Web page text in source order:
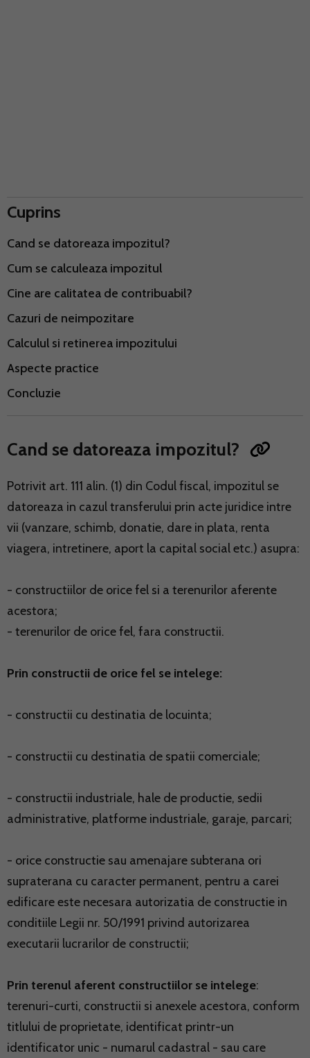
Cuprins
Cand se datoreaza impozitul?
Cum se calculeaza impozitul
Cine are calitatea de contribuabil?
Cazuri de neimpozitare
Calculul si retinerea impozitului
Aspecte practice
Concluzie
Cand se datoreaza impozitul?
Potrivit art. 111 alin. (1) din Codul fiscal, impozitul se
datoreaza in cazul transferului prin acte juridice intre
vii (vanzare, schimb, donatie, dare in plata, renta
viagera, intretinere, aport la capital social etc.) asupra:
- constructiilor de orice fel si a terenurilor aferente
acestora;
- terenurilor de orice fel, fara constructii.
Prin constructii de orice fel se intelege:
- constructii cu destinatia de locuinta;
- constructii cu destinatia de spatii comerciale;
- constructii industriale, hale de productie, sedii
administrative, platforme industriale, garaje, parcari;
- orice constructie sau amenajare subterana ori
supraterana cu caracter permanent, pentru a carei
edificare este necesara autorizatia de constructie in
conditiile Legii nr. 50/1991 privind autorizarea
executarii lucrarilor de constructii;
Prin terenul aferent constructiilor se intelege:
terenuri-curti, constructii si anexele acestora, conform
titlului de proprietate, identificat printr-un
identificator unic - numarul cadastral - sau care